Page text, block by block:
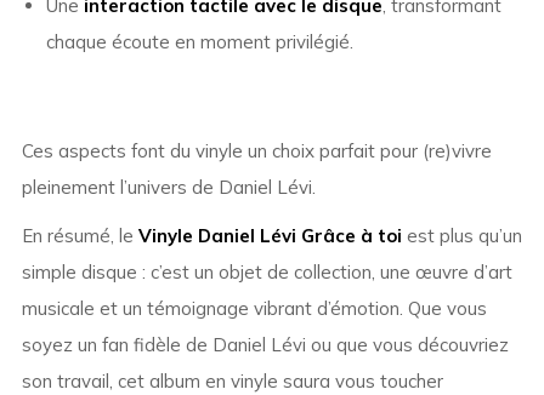
Une interaction tactile avec le disque, transformant
chaque écoute en moment privilégié.
Ces aspects font du vinyle un choix parfait pour (re)vivre
pleinement l’univers de Daniel Lévi.
En résumé, le Vinyle Daniel Lévi Grâce à toi est plus qu’un
simple disque : c’est un objet de collection, une œuvre d’art
musicale et un témoignage vibrant d’émotion. Que vous
soyez un fan fidèle de Daniel Lévi ou que vous découvriez
son travail, cet album en vinyle saura vous toucher